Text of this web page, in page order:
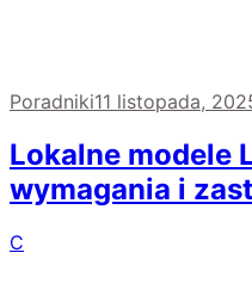
Poradniki11 listopada,
Lokalne modele
wymagania i
C